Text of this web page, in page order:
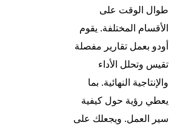
طوال الوقت على
الأقسام المختلفة. يقوم
أودو بعمل تقارير مفصلة
تقيس وتحلل الأداء
والإنتاجية النهائية. بما
يعطي رؤية حول كيفية
سير العمل. ويجعلك على